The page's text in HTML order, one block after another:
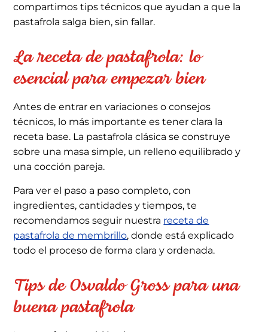
compartimos tips técnicos que ayudan a que la
pastafrola salga bien, sin fallar.
La receta de pastafrola: lo
esencial para empezar bien
Antes de entrar en variaciones o consejos
técnicos, lo más importante es tener clara la
receta base. La pastafrola clásica se construye
sobre una masa simple, un relleno equilibrado y
una cocción pareja.
Para ver el paso a paso completo, con
ingredientes, cantidades y tiempos, te
recomendamos seguir nuestra receta de
pastafrola de membrillo, donde está explicado
todo el proceso de forma clara y ordenada.
Tips de Osvaldo Gross para una
buena pastafrola